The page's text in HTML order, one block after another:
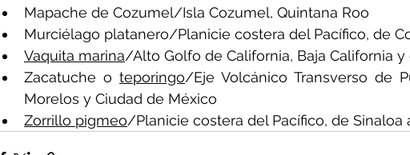
Mapache de Cozumel/Isla Cozumel, Quintana Roo
Murciélago platanero/Planicie costera del Pacífico, de
Vaquita marina/Alto Golfo de California, Baja California y
Zacatuche o teporingo/Eje Volcánico Transverso de
Morelos y Ciudad de México
Zorrillo pigmeo/Planicie costera del Pacífico, de Sinaloa